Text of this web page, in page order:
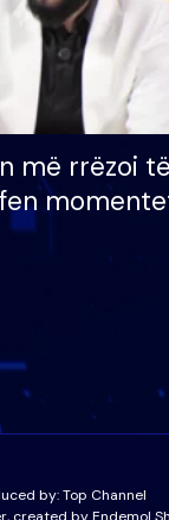
më rrëzoi
e BB VIP:
kur…
by:Top Channel
created by Endemol